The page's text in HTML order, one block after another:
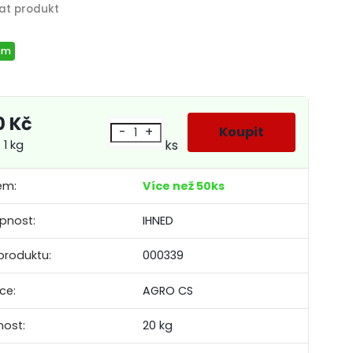
Více než 50ks
IHNED
000339
AGRO CS
20 kg
Kč
kg
- +
ks